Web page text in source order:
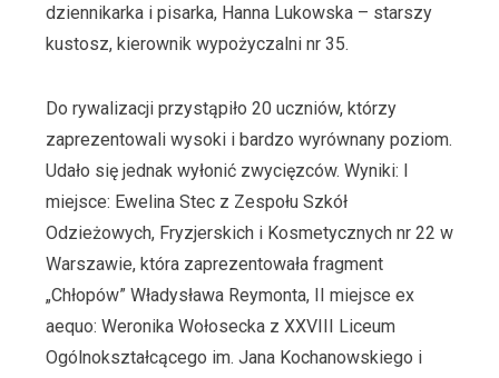
dziennikarka i pisarka, Hanna Lukowska – starszy
kustosz, kierownik wypożyczalni nr 35.
Do rywalizacji przystąpiło 20 uczniów, którzy
zaprezentowali wysoki i bardzo wyrównany poziom.
Udało się jednak wyłonić zwycięzców. Wyniki: I
miejsce: Ewelina Stec z Zespołu Szkół
Odzieżowych, Fryzjerskich i Kosmetycznych nr 22 w
Warszawie, która zaprezentowała fragment
„Chłopów” Władysława Reymonta, II miejsce ex
aequo: Weronika Wołosecka z XXVIII Liceum
Ogólnokształcącego im. Jana Kochanowskiego i